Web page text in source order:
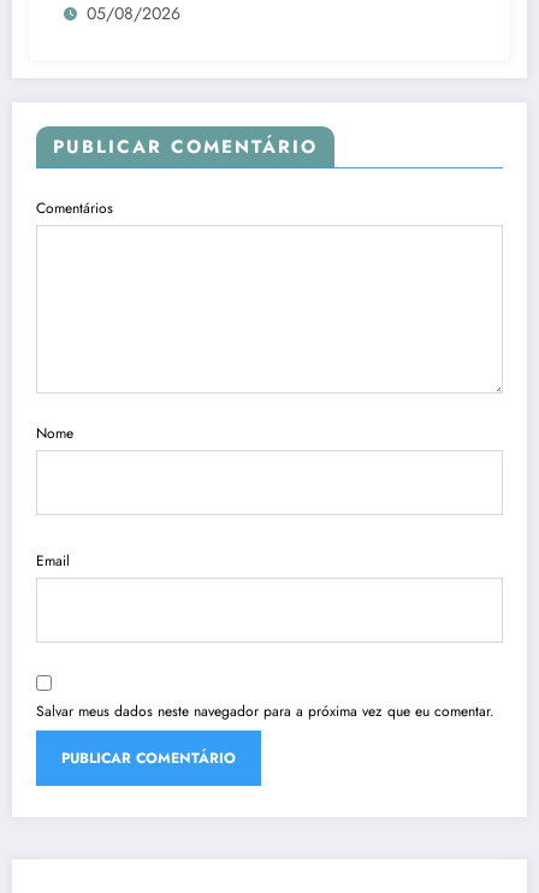
05/08/2026
PUBLICAR COMENTÁRIO
Comentários
Nome
Email
Salvar meus dados neste navegador para a próxima vez que eu comentar.